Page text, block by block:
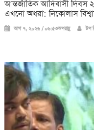
আন্তর্জাতিক আদিবাসী
এখনো অধরা: নিকোলাস
আগ ৭, ২০২৬ / ০৬:৫৩অপরাহ্ণ টপ